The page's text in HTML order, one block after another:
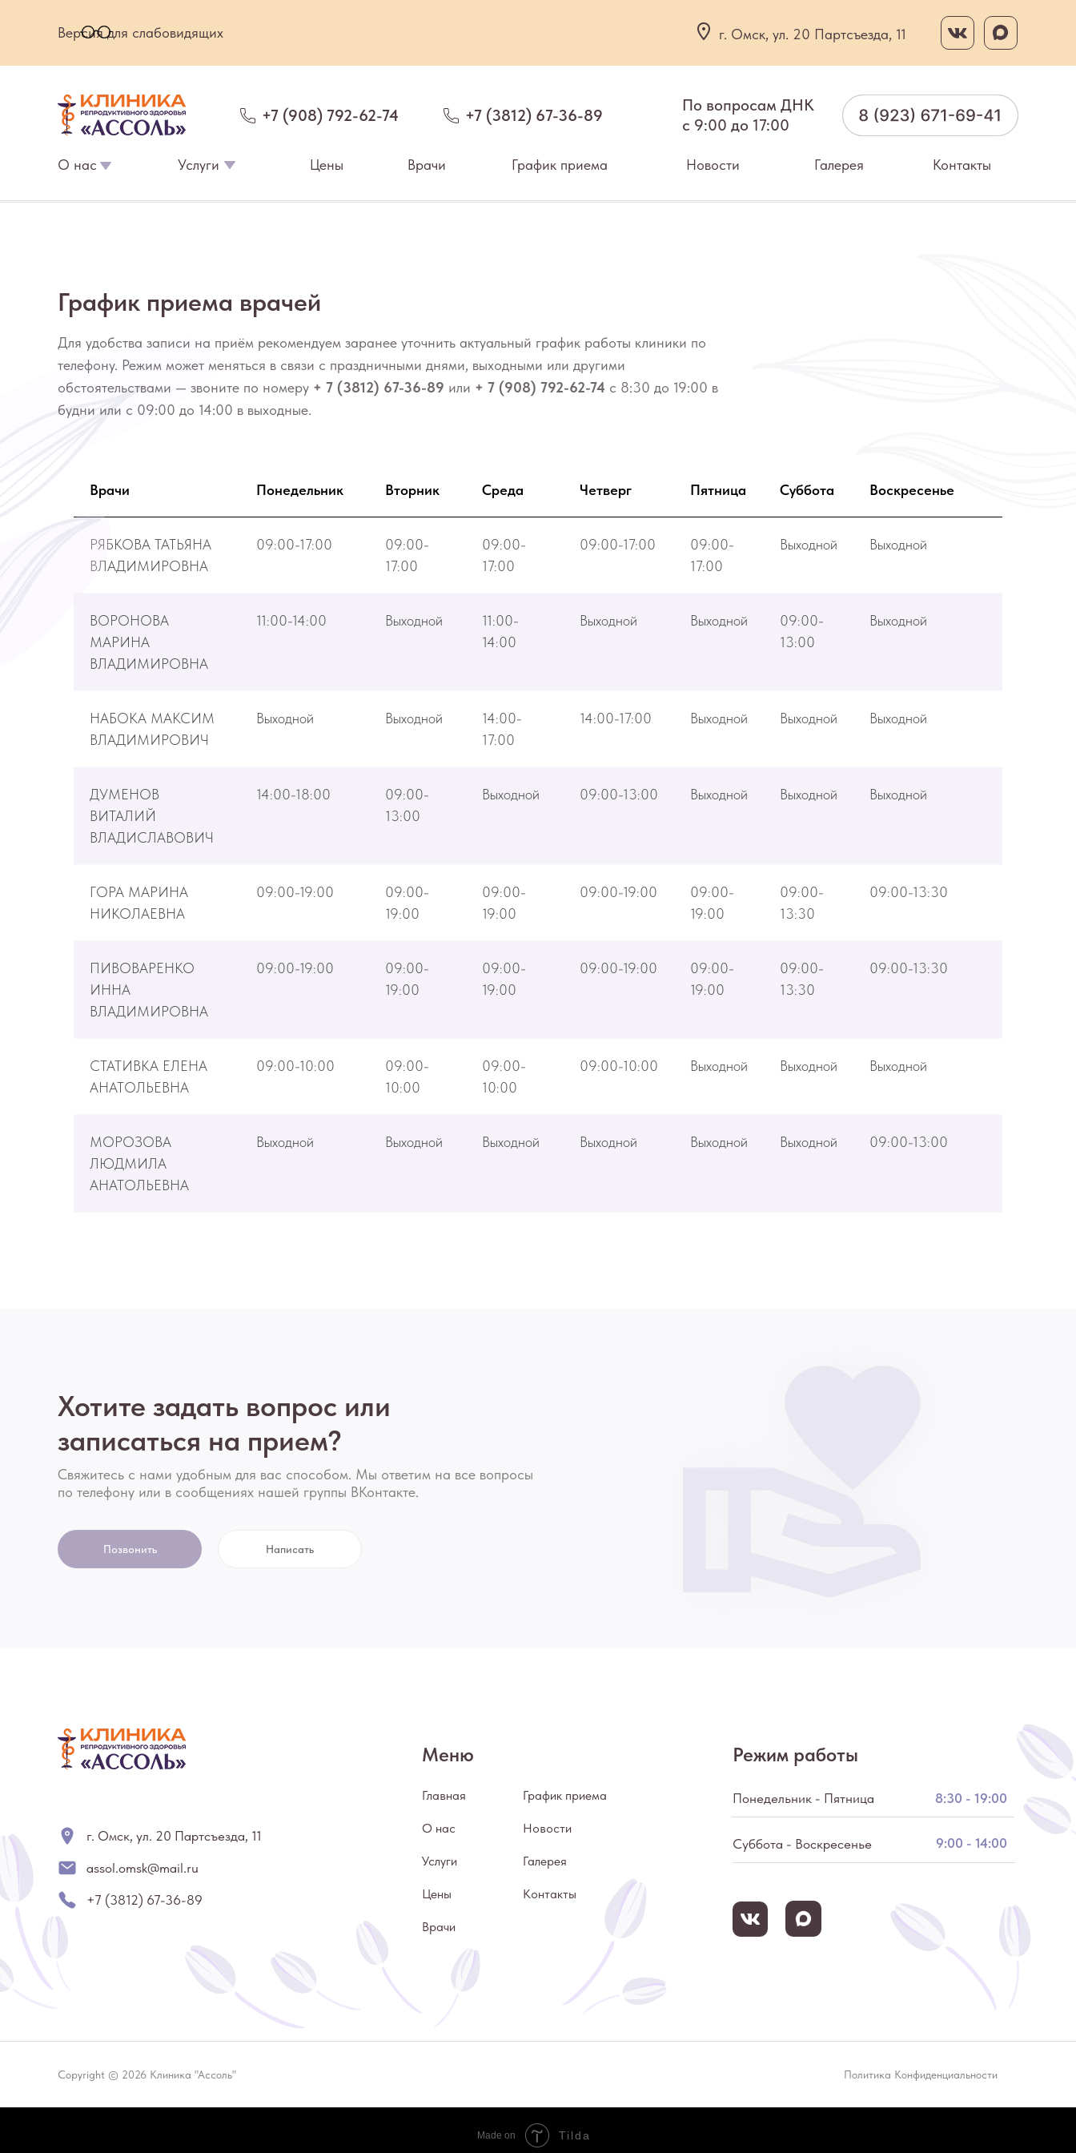
Версия для слабовидящих
О нас Услуги Цены Врачи График приема Новости Галерея Контакты
+7 (3812) 67-36-89
+7 (908) 792-62-74 c 9:00 до 17:00
По вопросам ДНК
г. Омск, ул. 20 Партсъезда, 11
График приема врачей
Для удобства записи на приём рекомендуем заранее уточнить актуальный график работы клиники по
телефону. Режим может меняться в связи с праздничными днями, выходными или другими
обстоятельствами — звоните по номеру + 7 (3812) 67-36-89 или + 7 (908) 792-62-74 с 8:30 до 19:00 в
будни или с 09:00 до 14:00 в выходные.
Врачи Понедельник Вторник Среда Четверг Пятница Суббота Воскресенье
РЯБКОВА ТАТЬЯНА
ВЛАДИМИРОВНА
09:00-17:00
09:00-
17:00
09:00-
17:00
09:00-17:00
09:00-
17:00
Выходной Выходной
ВОРОНОВА
МАРИНА
ВЛАДИМИРОВНА
11:00-14:00 Выходной
11:00-
14:00
Выходной Выходной
09:00-
13:00
Выходной
НАБОКА МАКСИМ
ВЛАДИМИРОВИЧ
Выходной Выходной
14:00-
17:00
14:00-17:00 Выходной Выходной Выходной
ДУМЕНОВ
ВИТАЛИЙ
ВЛАДИСЛАВОВИЧ
14:00-18:00
09:00-
13:00
Выходной 09:00-13:00 Выходной Выходной Выходной
ГОРА МАРИНА
НИКОЛАЕВНА
09:00-19:00
09:00-
19:00
09:00-
19:00
09:00-19:00
09:00-
19:00
09:00-
13:30
09:00-13:30
ПИВОВАРЕНКО
ИННА
ВЛАДИМИРОВНА
09:00-19:00
09:00-
19:00
09:00-
19:00
09:00-19:00
09:00-
19:00
09:00-
13:30
09:00-13:30
СТАТИВКА ЕЛЕНА
АНАТОЛЬЕВНА
09:00-10:00
09:00-
10:00
09:00-
10:00
09:00-10:00 Выходной Выходной Выходной
МОРОЗОВА
ЛЮДМИЛА
АНАТОЛЬЕВНА
Выходной Выходной Выходной Выходной Выходной Выходной 09:00-13:00
Свяжитесь с нами удобным для вас способом. Мы ответим на все вопросы
по телефону или в сообщениях нашей группы ВКонтакте.
Хотите задать вопрос или
записаться на прием?
Написать
Позвонить
г. Омск, ул. 20 Партсъезда, 11
+7 (3812) 67-36-89
assol.omsk@mail.ru
Врачи
Цены Контакты
Галерея
Новости
График приема
Услуги
О нас
Главная
Меню Режим работы
Суббота - Воскресенье 9:00 - 14:00
8:30 - 19:00
Понедельник - Пятница
Политика Конфиденциальности
Copyright © 2026 Клиника "Ассоль"
Made on Tilda